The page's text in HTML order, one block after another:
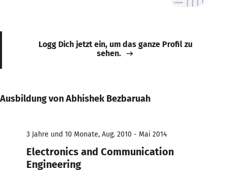
Logg Dich jetzt ein, um das ganze Profil zu
sehen.
Ausbildung von Abhishek Bezbaruah
3 Jahre und 10 Monate, Aug. 2010 - Mai 2014
Electronics and Communication
Engineering